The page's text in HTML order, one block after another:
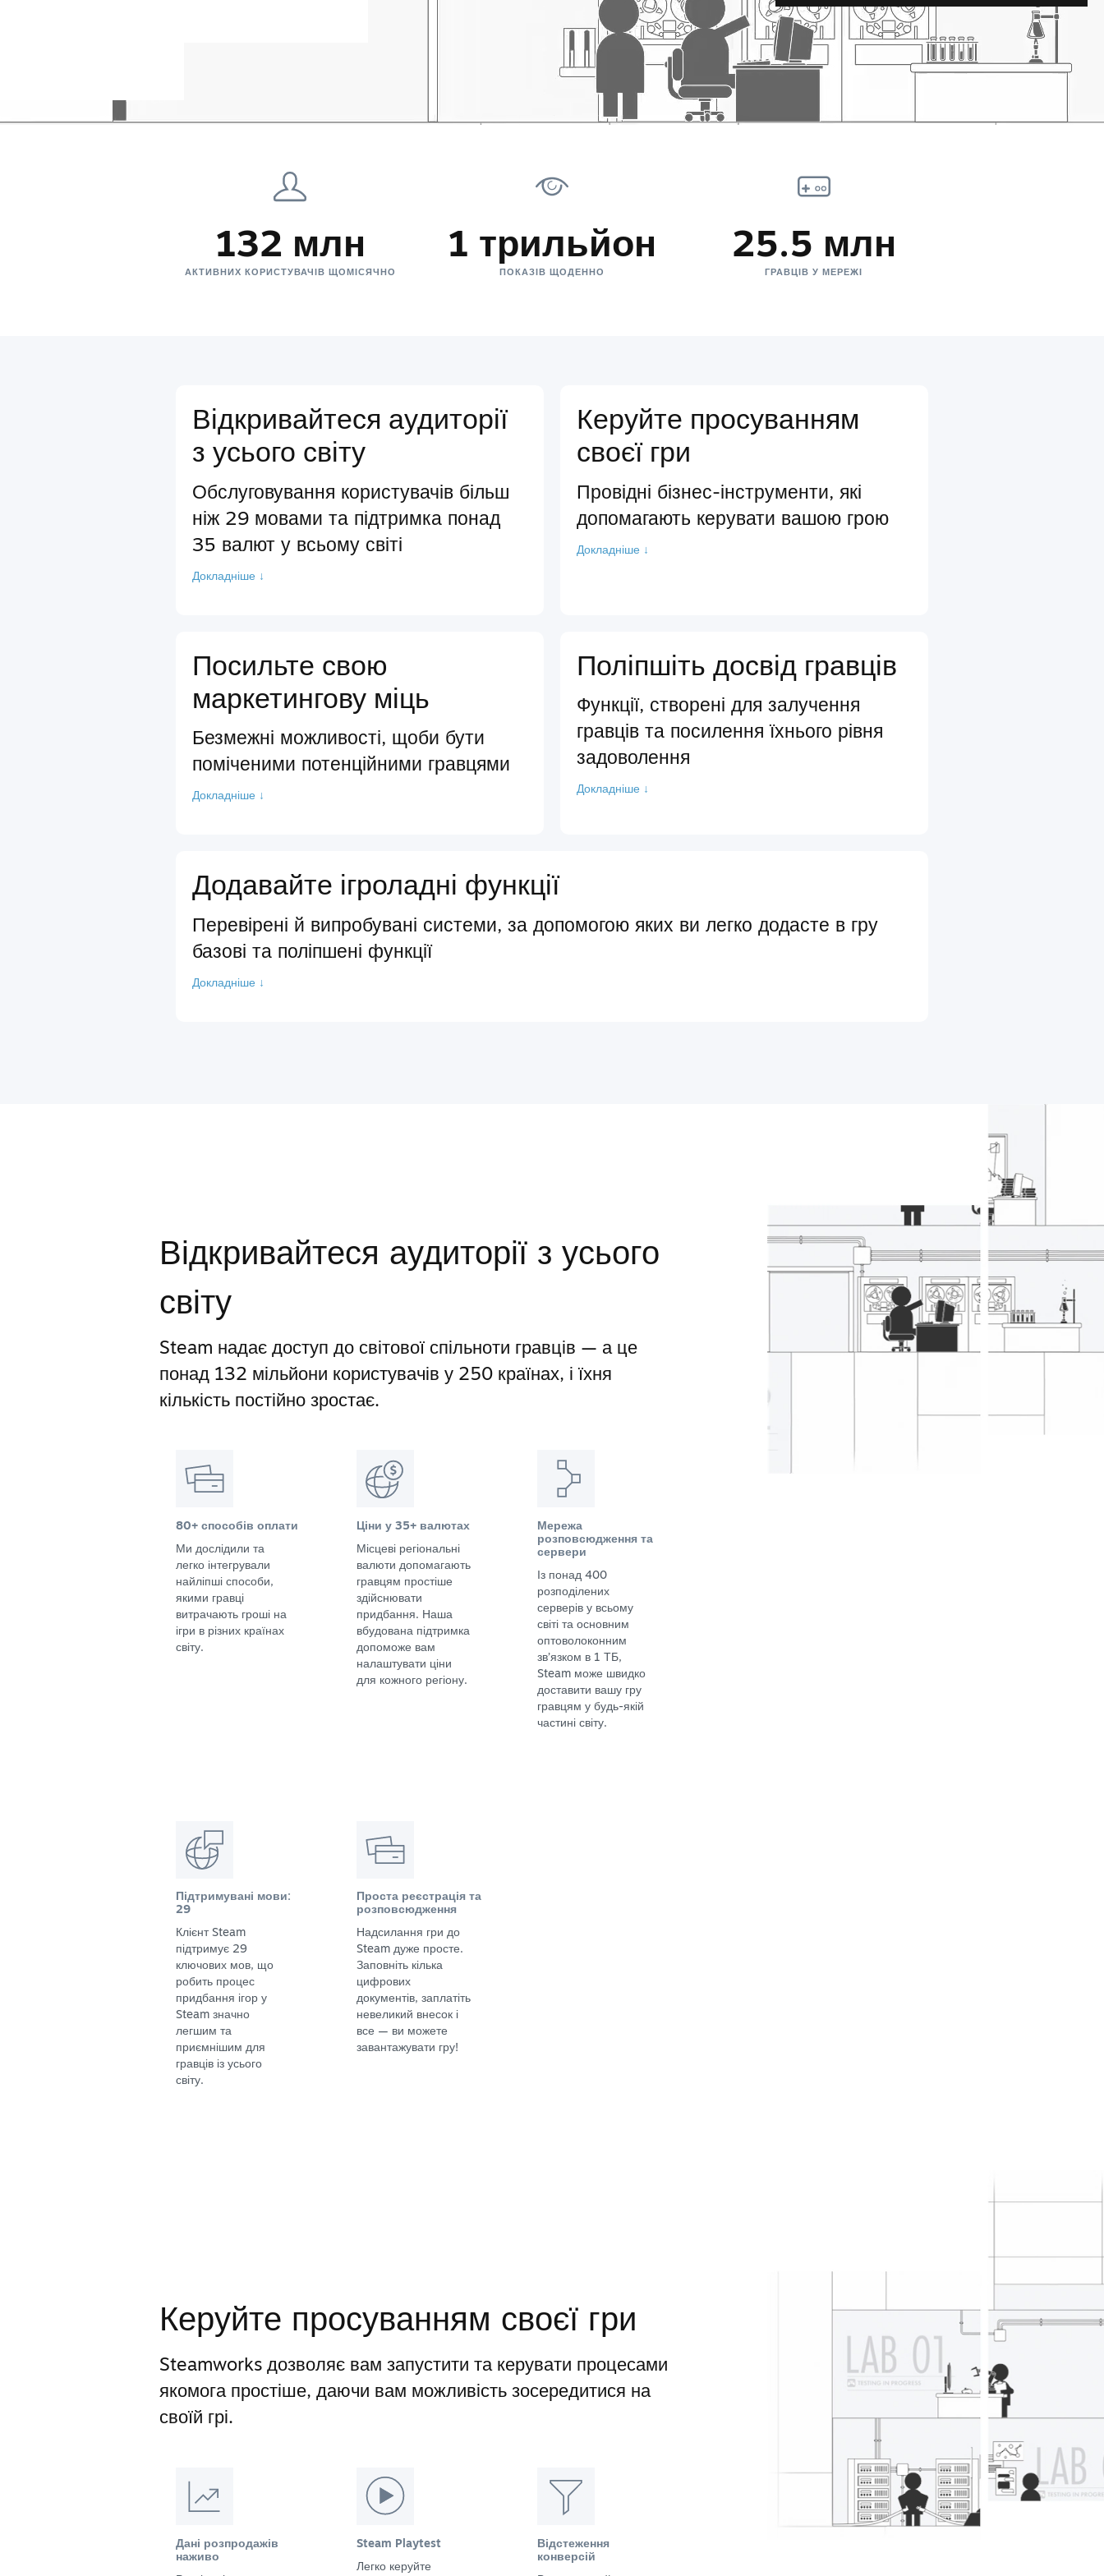
132 млн
АКТИВНИХ КОРИСТУВАЧІВ ЩОМІСЯЧНО
1 трильйон
ПОКАЗІВ ЩОДЕННО
25.5 млн
ГРАВЦІВ У МЕРЕЖІ
Відкривайтеся аудиторії
з усього світу
Обслуговування користувачів більш
ніж 29 мовами та підтримка понад
35 валют у всьому світі
Докладніше ↓
Керуйте просуванням
своєї гри
Провідні бізнес-інструменти, які
допомагають керувати вашою грою
Докладніше ↓
Посильте свою
маркетингову міць
Безмежні можливості, щоби бути
поміченими потенційними гравцями
Докладніше ↓
Поліпшіть досвід гравців
Функції, створені для залучення
гравців та посилення їхнього рівня
задоволення
Докладніше ↓
Додавайте ігроладні функції
Перевірені й випробувані системи, за допомогою яких ви легко додасте в гру
базові та поліпшені функції
Докладніше ↓
Відкривайтеся аудиторії з усього
світу
Steam надає доступ до світової спільноти гравців — а це
понад 132 мільйони користувачів у 250 країнах, і їхня
кількість постійно зростає.
80+ способів оплати
Ми дослідили та
легко інтегрували
найліпші способи,
якими гравці
витрачають гроші на
ігри в різних країнах
світу.
Ціни у 35+ валютах
Місцеві регіональні
валюти допомагають
гравцям простіше
здійснювати
придбання. Наша
вбудована підтримка
допоможе вам
налаштувати ціни
для кожного регіону.
Мережа
розповсюдження та
сервери
Із понад 400
розподілених
серверів у всьому
світі та основним
оптоволоконним
зв’язком в 1 ТБ,
Steam може швидко
доставити вашу гру
гравцям у будь-якій
частині світу.
Підтримувані мови:
29
Клієнт Steam
підтримує 29
ключових мов, що
робить процес
придбання ігор у
Steam значно
легшим та
приємнішим для
гравців із усього
світу.
Проста реєстрація та
розповсюдження
Надсилання гри до
Steam дуже просте.
Заповніть кілька
цифрових
документів, заплатіть
невеликий внесок і
все — ви можете
завантажувати гру!
Керуйте просуванням своєї гри
Steamworks дозволяє вам запустити та керувати процесами
якомога простіше, даючи вам можливість зосередитися на
своїй грі.
Дані розпродажів
наживо
Steam Playtest
Легко керуйте
Відстеження
конверсій